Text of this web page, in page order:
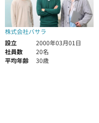
株式会社バサラ
設立
2000年03月01日
社員数
20名
平均年齢
30歳